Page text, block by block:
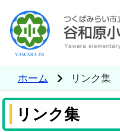
ホーム リンク集
リンク集